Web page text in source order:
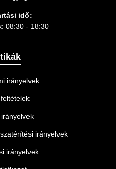
idő:
08:30 - 18:30
irányelvek
irányelvek
irányelvek